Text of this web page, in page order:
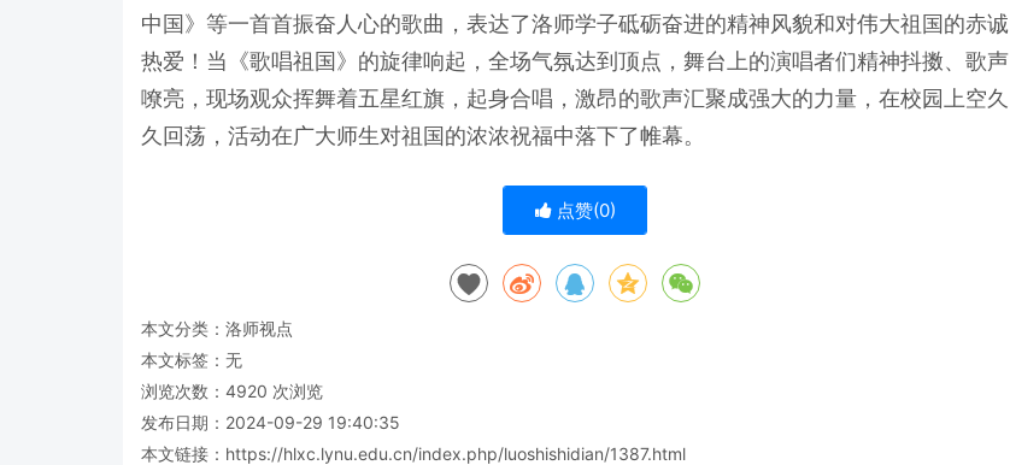
中国》等一首首振奋人心的歌曲，表达了洛师学子砥砺奋进的精神风貌和对伟大祖国的赤诚
热爱！当《歌唱祖国》的旋律响起，全场气氛达到顶点，舞台上的演唱者们精神抖擞、歌声
嘹亮，现场观众挥舞着五星红旗，起身合唱，激昂的歌声汇聚成强大的力量，在校园上空久
久回荡，活动在广大师生对祖国的浓浓祝福中落下了帷幕。
点赞(0)
本文分类： 洛师视点
本文标签：无
浏览次数： 4920 次浏览
发布日期：2024-09-29 19:40:35
本文链接： https://hlxc.lynu.edu.cn/index.php/luoshishidian/1387.html